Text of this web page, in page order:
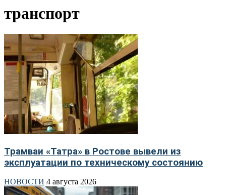
транспорт
Трамваи «Татра» в Ростове вывели из
эксплуатации по техническому состоянию
НОВОСТИ 4 августа 2026